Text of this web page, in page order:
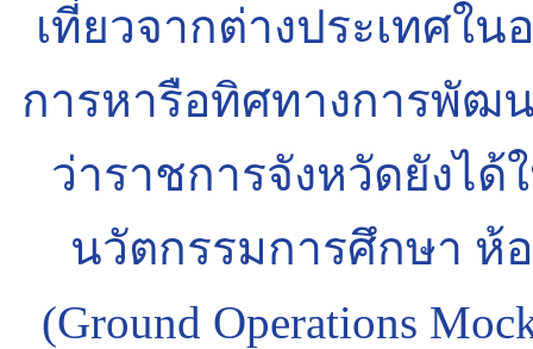
เที่ยวจากต่างประเทศใ
การหารือทิศทางการพัฒ
ว่าราชการจังหวัดยังได้
นวัตกรรมการศึกษา ห้
(Ground Operations